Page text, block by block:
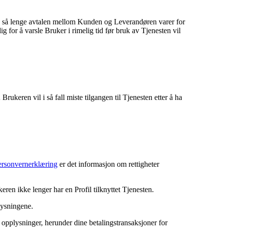
lenge avtalen mellom Kunden og Leverandøren varer for
for å varsle Bruker i rimelig tid før bruk av Tjenesten vil
vil i så fall miste tilgangen til Tjenesten etter å ha
er det informasjon om rettigheter
ikke lenger har en Profil tilknyttet Tjenesten.
herunder dine betalingstransaksjoner for